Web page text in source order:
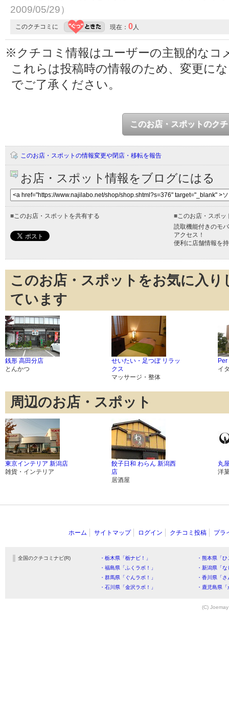
2009/05/29）
このクチコミに 現在： 0人
※クチコミ情報はユーザーの主観的なコ
これらは投稿時の情報のため、変更に
でご了承ください。
このお店・スポットのク
このお店・スポットの情報変更や閉店・移転を報告
お店・スポット情報をブログにはる
■このお店・スポットを共有する ■このお店・スポッ
読取機能付きのモ
アクセス！
便利に店舗情報を
このお店・スポットをお気に入
ています
銭形 高田分店
とんかつ
せいたい・足つぼ リラッ
クス
マッサージ・整体
イ
周辺のお店・スポット
東京インテリア 新潟店
雑貨・インテリア
餃子日和 わらん 新潟西
店
居酒屋
丸
洋
ホーム サイトマップ ログイン クチコミ投稿 プラ
全国のクチコミナビ(R) ・栃木県「栃ナビ！」
・熊本県「
・福島県「ふくラボ！」
・新潟県「
・群馬県「ぐんラボ！」
・香川県「
・石川県「金沢ラボ！」
・鹿児島県
(C)